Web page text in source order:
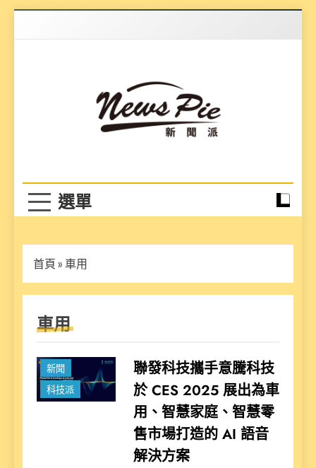
首頁 » 車用
車用
新聞
科技派
聯發科技攜手意騰科技
於 CES 2025 展出為車
用、智慧家庭、智慧零
售市場打造的 AI 語音
解決方案